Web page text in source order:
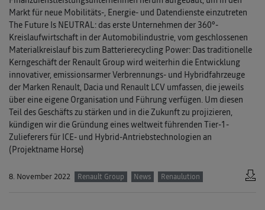
Markt für neue Mobilitäts-, Energie- und Datendienste einzutreten
The Future Is NEUTRAL: das erste Unternehmen der 360°-
Kreislaufwirtschaft in der Automobilindustrie, vom geschlossenen
Materialkreislauf bis zum Batterierecycling Power: Das traditionelle
Kerngeschäft der Renault Group wird weiterhin die Entwicklung
innovativer, emissionsarmer Verbrennungs- und Hybridfahrzeuge
der Marken Renault, Dacia und Renault LCV umfassen, die jeweils
über eine eigene Organisation und Führung verfügen. Um diesen
Teil des Geschäfts zu stärken und in die Zukunft zu projizieren,
kündigen wir die Gründung eines weltweit führenden Tier-1-
Zulieferers für ICE- und Hybrid-Antriebstechnologien an
(Projektname Horse)
8. November 2022 Renault Group News Renaulution